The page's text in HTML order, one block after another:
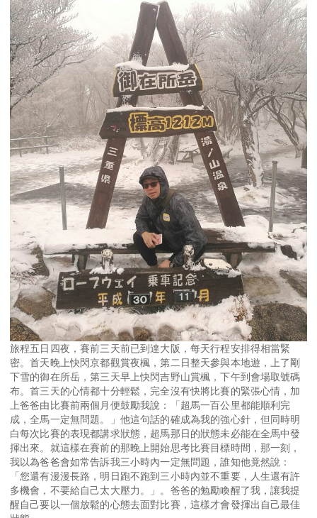
旅程五日四夜，賽前三天前已到達大阪，每天行程安排得相當緊
密。首天晚上快閃京都觀賞夜楓，第二日整天參與本地遊，上了剛
下雪的御在所岳，第三天早上快閃吉野山賞楓，下午到會場取號碼
布。首三天的心情都十分輕鬆，完全沒有快將比賽的緊張心情，加
上爸爸由比賽前兩個月便鼓勵我說：「超馬一百公里都能順利完
成，全馬一定無問題。」他這句話的確成為我的強心針，但同時明
白每次比賽的表現都講求狀態，超馬那日的狀態未必能在全馬中發
揮出來。就這樣在賽前的那晚上開始思考比賽目標時間，那一刻，
我以為爸爸會如常告訴我三小時內一定無問題，誰知他竟然說：
「您還有漫漫長路，明日跑不跑到三小時內並不重要，人生還有許
多機會，不要給自己太大壓力。」。爸爸的勉勵喚醒了我，讓我提
醒自己要以一個放鬆的心態去面對比賽，這樣才會發揮出自己最佳